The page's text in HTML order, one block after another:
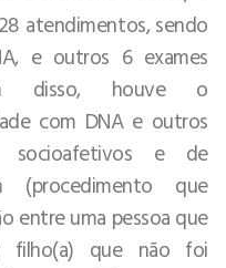
atendimentos, sendo
e outros 6 exames
disso, houve o
com DNA e outros
socioafetivos e de
(procedimento que
entre uma pessoa que
filho(a) que não foi